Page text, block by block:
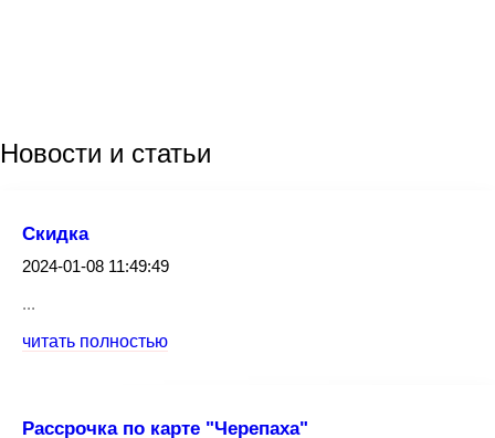
Новости и статьи
Скидка
2024-01-08 11:49:49
...
читать полностью
Рассрочка по карте "Черепаха"